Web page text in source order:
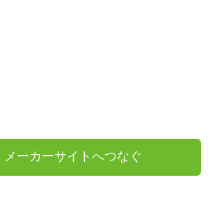
メーカーサイトへつなぐ